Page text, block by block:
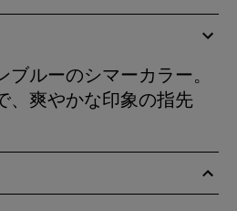
ルーのシマーカラー。
、爽やかな印象の指先